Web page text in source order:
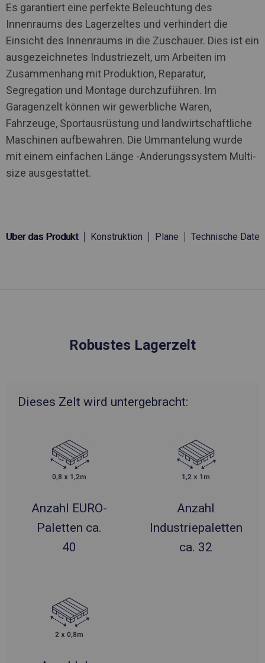
Es garantiert eine perfekte Beleuchtung des
Innenraums des Lagerzeltes und verhindert die
Einsicht des Innenraums in die Zuschauer. Dies ist ein
ausgezeichnetes Industriezelt, um Arbeiten im
Zusammenhang mit Produktion, Reparatur,
Segregation und Montage durchzuführen. Im
Garagenzelt können wir gewerbliche Waren,
Fahrzeuge, Sportausrüstung und landwirtschaftliche
Maschinen aufbewahren. Die Ummantelung wurde
mit einem einfachen Länge -Änderungssystem Multi-
size ausgestattet.
Über das Produkt Konstruktion Plane Technische Daten
Robustes Lagerzelt
Dieses Zelt wird untergebracht:
Anzahl EURO-
Paletten ca.
40
Anzahl
Industriepaletten
ca. 32